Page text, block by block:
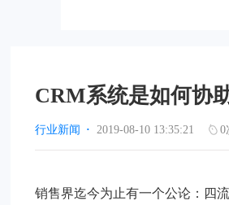
CRM系统是如何协
行业新闻 · 2019-08-10 13:35:21 0
销售界迄今为止有一个公论：四